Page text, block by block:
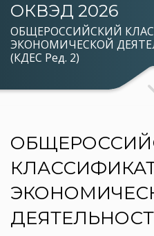
ОКВЭД 2026
ОБЩЕРОССИЙСКИЙ
ЭКОНОМИЧЕСКОЙ
(КДЕС Ред. 2)